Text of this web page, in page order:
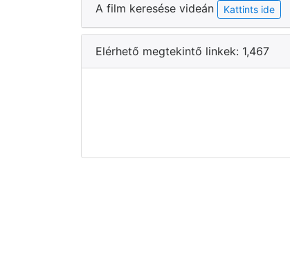
A film keresése videán Kattints ide
Elérhető megtekintő linkek: 1,467